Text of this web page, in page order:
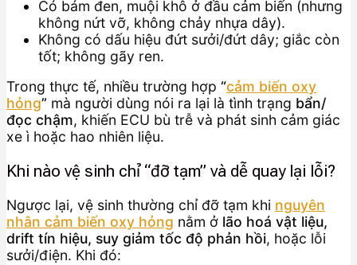
Có bám đen, muội khô ở đầu cảm biến (nhưng
không nứt vỡ, không chảy nhựa dây).
Không có dấu hiệu đứt sưởi/đứt dây; giắc còn
tốt; không gãy ren.
Trong thực tế, nhiều trường hợp “cảm biến oxy
hỏng” mà người dùng nói ra lại là tình trạng bẩn/
đọc chậm, khiến ECU bù trễ và phát sinh cảm giác
xe ì hoặc hao nhiên liệu.
Khi nào vệ sinh chỉ “đỡ tạm” và dễ quay lại lỗi?
Ngược lại, vệ sinh thường chỉ đỡ tạm khi nguyên
nhân cảm biến oxy hỏng nằm ở lão hoá vật liệu,
drift tín hiệu, suy giảm tốc độ phản hồi, hoặc lỗi
sưởi/điện. Khi đó: